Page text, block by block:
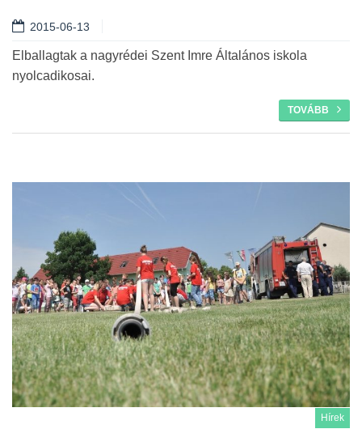
2015-06-13
Elballagtak a nagyrédei Szent Imre Általános iskola
nyolcadikosai.
TOVÁBB
Hírek